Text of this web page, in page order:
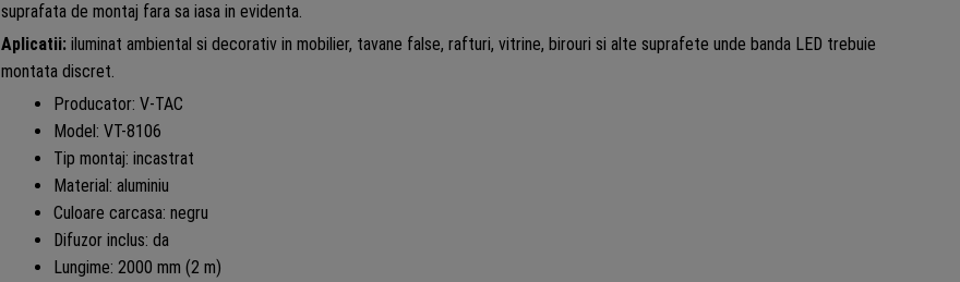
suprafata de montaj fara sa iasa in evidenta.
Aplicatii:iluminat ambiental si decorativ in mobilier, tavane false, rafturi, vitrine, birouri si alte suprafete unde banda LED trebuie
montata discret.
Producator: V-TAC
Model: VT-8106
Tip montaj: incastrat
Material: aluminiu
Culoare carcasa: negru
Difuzor inclus: da
Lungime: 2000 mm (2 m)